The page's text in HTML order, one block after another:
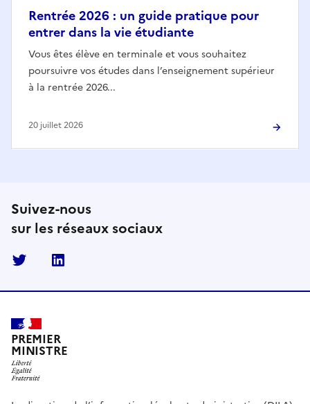
Rentrée 2026 : un guide pratique pour
entrer dans la vie étudiante
Vous êtes élève en terminale et vous souhaitez
poursuivre vos études dans l’enseignement supérieur
à la rentrée 2026...
20 juillet 2026
Suivez-nous
sur les réseaux sociaux
Twitter
PREMIER
MINISTRE